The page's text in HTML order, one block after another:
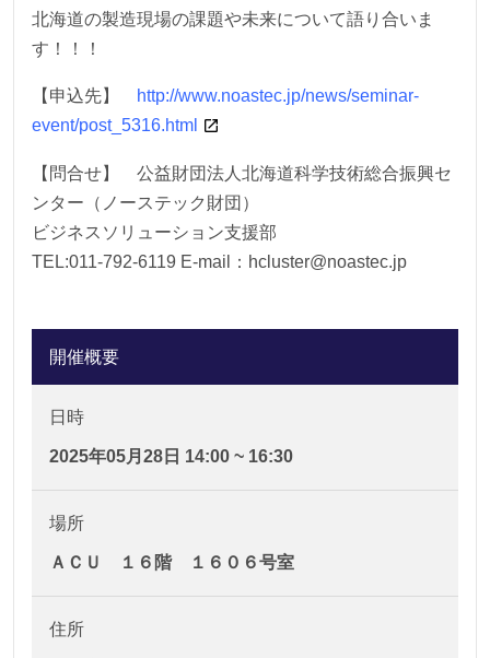
北海道の製造現場の課題や未来について語り合いま
す！！！
【申込先】
http://www.noastec.jp/news/seminar-
event/post_5316.html
【問合せ】 公益財団法人北海道科学技術総合振興セ
ンター（ノーステック財団）
ビジネスソリューション支援部
TEL:011-792-6119 E-mail：hcluster@noastec.jp
開催概要
日時
2025年05月28日 14:00 ~ 16:30
場所
ＡＣＵ １６階 １６０６号室
住所